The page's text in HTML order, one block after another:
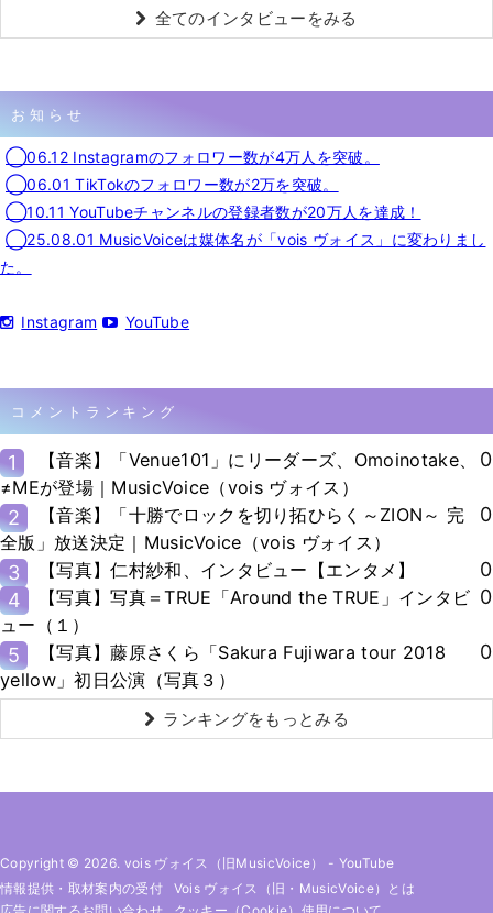
全てのインタビューをみる
お知らせ
◯06.12 Instagramのフォロワー数が4万人を突破。
◯06.01 TikTokのフォロワー数が2万を突破。
◯10.11 YouTubeチャンネルの登録者数が20万人を達成！
◯25.08.01 MusicVoiceは媒体名が「vois ヴォイス」に変わりまし
た。
Instagram YouTube
コメントランキング
1
【音楽】「Venue101」にリーダーズ、Omoinotake、
≠MEが登場｜MusicVoice（vois ヴォイス）
0
2
【音楽】「十勝でロックを切り拓ひらく～ZION～ 完
全版」放送決定｜MusicVoice（vois ヴォイス）
0
3 【写真】仁村紗和、インタビュー【エンタメ】
0
4
【写真】写真＝TRUE「Around the TRUE」インタビ
ュー（１）
0
5
【写真】藤原さくら「Sakura Fujiwara tour 2018
yellow」初日公演（写真３）
0
ランキングをもっとみる
Copyright © 2026. vois ヴォイス（旧MusicVoice） - YouTube
情報提供・取材案内の受付
Vois ヴォイス（旧・MusicVoice）とは